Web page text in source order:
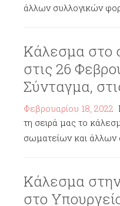
άλλων συλλογικών
Κάλεσμα στο
στις 26
Σύνταγμα,
Φεβρουαρίου 18, 2022
τη σειρά μας το
σωματείων και
Κάλεσμα
στο